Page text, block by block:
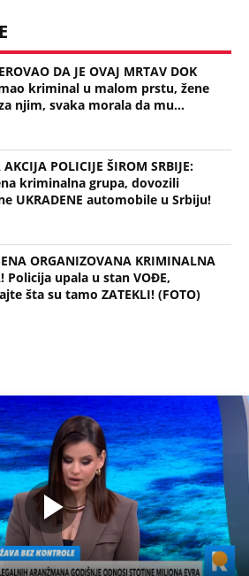
DA JE OVAJ MRTAV DOK
kriminal u malom prstu, žene
njim, svaka morala da mu...
POLICIJE ŠIROM SRBIJE:
kriminalna grupa, dovozili
UKRADENE automobile u Srbiju!
ORGANIZOVANA KRIMINALNA
Policija upala u stan VOĐE,
šta su tamo ZATEKLI! (FOTO)